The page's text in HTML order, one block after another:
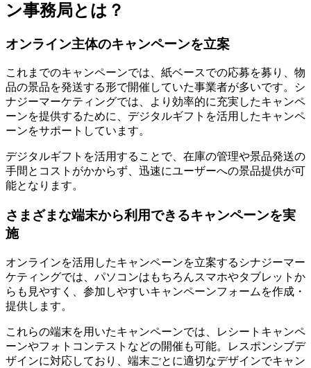
ン事務局とは？
オンライン主体のキャンペーンを立案
これまでのキャンペーンでは、紙ベースでの応募を募り、物
品の景品を発送する形で開催していた事業者が多いです。シ
ナジーマーケティングでは、より効率的に充実したキャンペ
ーンを提供するために、デジタルギフトを活用したキャンペ
ーンをサポートしています。
デジタルギフトを活用することで、 在庫の管理や景品発送の
手間とコストがかからず、迅速にユーザーへの景品提供が可
能となります。
さまざまな端末から利用できるキャンペーンを実
施
オンラインを活用したキャンペーンを立案するシナジーマー
ケティングでは、パソコンはもちろんスマホやタブレットか
らも見やすく、参加しやすいキャンペーンフォームを作成・
提供します。
これらの端末を用いたキャンペーンでは、レシートキャンペ
ーンやフォトコンテストなどの開催も可能。レスポンシブデ
ザインに対応しており、 端末ごとに適切なデザインでキャン